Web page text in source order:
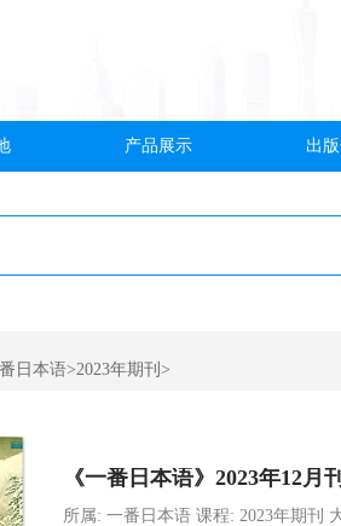
产品展示 出
日本语>2023年期刊>
《一番日本语》2023年12月
所属: 一番日本语 课程: 2023年期刊